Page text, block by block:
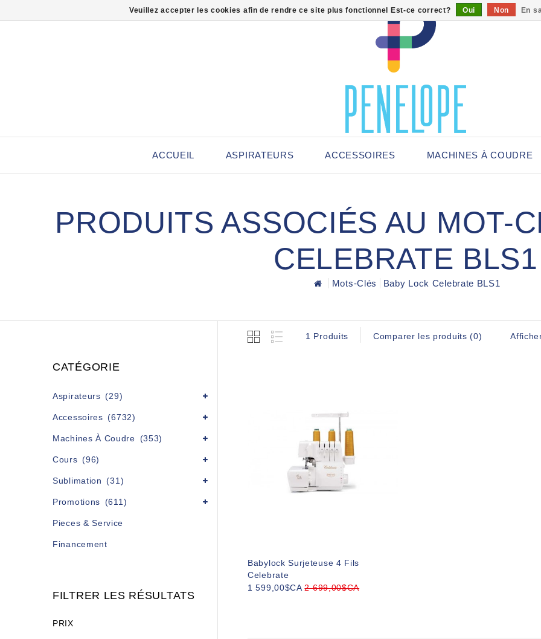
ACCUEIL ASPIRATEURS ACCESSOIRES MACHINES À COUDRE
PRODUITS ASSOCIÉS AU MOT-
CELEBRATE BLS1
Mots-Clés Baby Lock Celebrate BLS1
CATÉGORIE
Aspirateurs (29)
Accessoires (6732)
Machines À Coudre (353)
Cours (96)
Sublimation (31)
Promotions (611)
Pieces & Service
Financement
FILTRER LES RÉSULTATS
PRIX
1 Produits Comparer les produits (0)
Babylock Surjeteuse 4 Fils
Celebrate
1 599,00$CA2 699,00$CA
Veuillez accepter les cookies afin de rendre ce site plus fonctionnel Est-ce correct? Oui Non En